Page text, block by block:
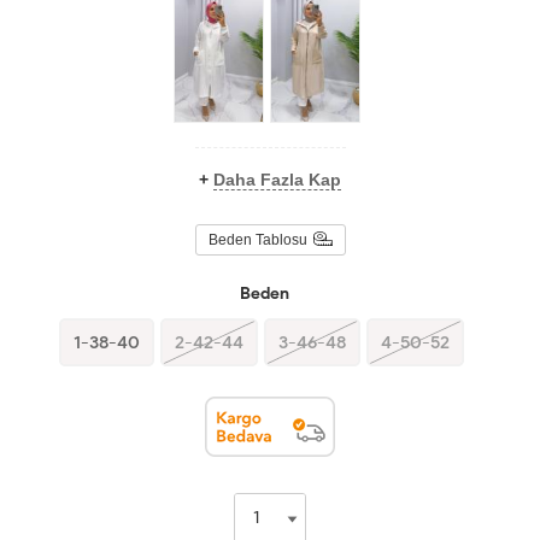
+ Daha Fazla Kap
Beden Tablosu
Beden
1-38-40 2-42-44 3-46-48 4-50-52